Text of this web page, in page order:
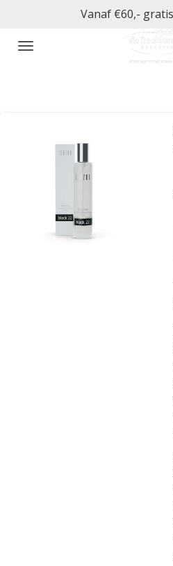
naar
Vanaf €60,-